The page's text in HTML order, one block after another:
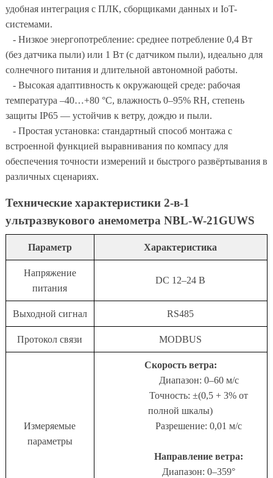
удобная интеграция с ПЛК, сборщиками данных и IoT-
системами.
- Низкое энергопотребление: среднее потребление 0,4 Вт
(без датчика пыли) или 1 Вт (с датчиком пыли), идеально для
солнечного питания и длительной автономной работы.
- Высокая адаптивность к окружающей среде: рабочая
температура –40…+80 °C, влажность 0–95% RH, степень
защиты IP65 — устойчив к ветру, дождю и пыли.
- Простая установка: стандартный способ монтажа с
встроенной функцией выравнивания по компасу для
обеспечения точности измерений и быстрого развёртывания в
различных сценариях.
Технические характеристики 2-в-1
ультразвукового анемометра NBL-W-21GUWS
Параметр Характеристика
Напряжение
питания
DC 12–24 В
Выходной сигнал RS485
Протокол связи MODBUS
Измеряемые
параметры
Скорость ветра:
Диапазон: 0–60 м/с
Точность: ±(0,5 + 3% от
полной шкалы)
Разрешение: 0,01 м/с
Направление ветра:
Диапазон: 0–359°